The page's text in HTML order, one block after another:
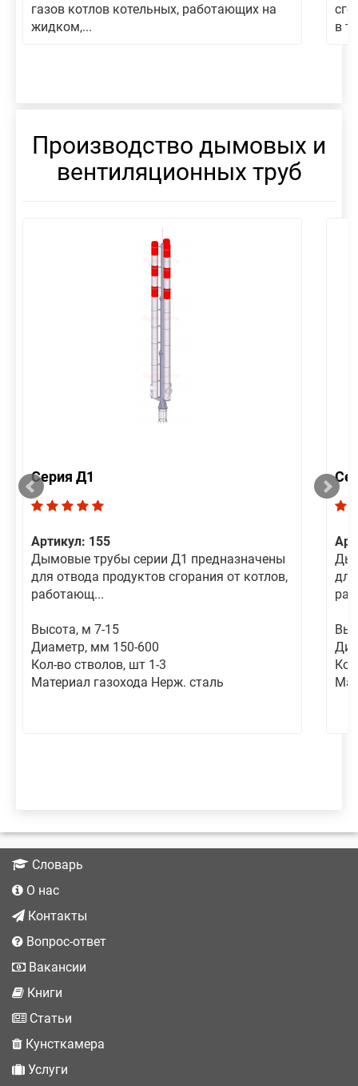
газов котлов котельных, работающих на
жидком,...
в
Производство дымовых и
вентиляционных труб
Серия Д1
Артикул: 155
Дымовые трубы серии Д1 предназначены
для отвода продуктов сгорания от котлов,
работающ...
Высота, м 7-15
Диаметр, мм 150-600
Кол-во стволов, шт 1-3
Материал газохода Нерж. сталь
Словарь
О нас
Контакты
Вопрос-ответ
Вакансии
Книги
Статьи
Кунсткамера
Услуги